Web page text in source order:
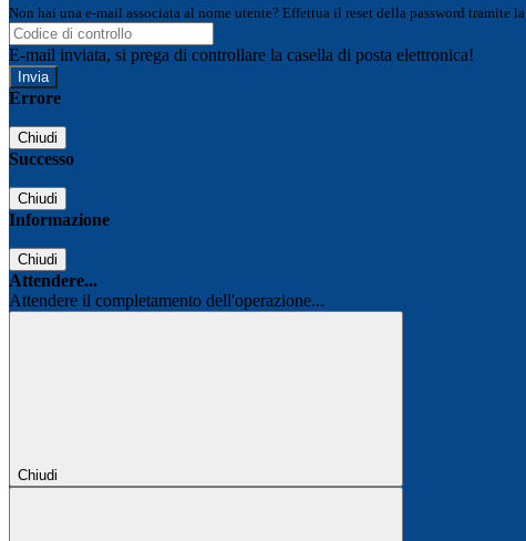
Non hai una e-mail associata al nome utente? Effettua il reset della password tramite la
E-mail inviata, si prega di controllare la casella di posta elettronica!
Errore
Chiudi
Successo
Chiudi
Informazione
Chiudi
Attendere...
Attendere il completamento dell'operazione...
Chiudi